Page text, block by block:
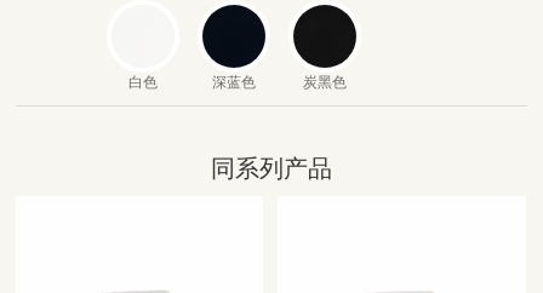
白色 深蓝色 炭黑色
同系列产品